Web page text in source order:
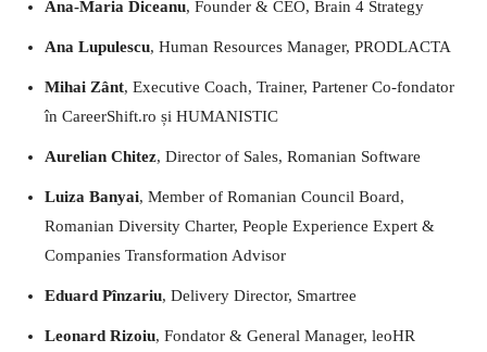
Ana-Maria Diceanu, Founder & CEO, Brain 4 Strategy
Ana Lupulescu, Human Resources Manager, PRODLACTA
Mihai Zânt, Executive Coach, Trainer, Partener Co-fondator
în CareerShift.ro și HUMANISTIC
Aurelian Chitez, Director of Sales, Romanian Software
Luiza Banyai, Member of Romanian Council Board,
Romanian Diversity Charter, People Experience Expert &
Companies Transformation Advisor
Eduard Pînzariu, Delivery Director, Smartree
Leonard Rizoiu, Fondator & General Manager, leoHR